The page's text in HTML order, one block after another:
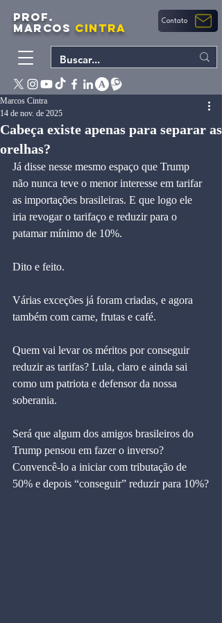
PROF.
MARCOS CINTRA Contato
Cabeça existe apenas para separar as
orelhas?
Marcos Cintra
14 de nov. de 2025
Já disse nesse mesmo espaço que Trump
não nunca teve o menor interesse em tarifar
as importações brasileiras. E que logo ele
iria revogar o tarifaço e reduzir para o
patamar mínimo de 10%.
Dito e feito.
Várias exceções já foram criadas, e agora
também com carne, frutas e café.
Quem vai levar os méritos por conseguir
reduzir as tarifas? Lula, claro e ainda sai
como um patriota e defensor da nossa
soberania.
Será que algum dos amigos brasileiros do
Trump pensou em fazer o inverso?
Convencê-lo a iniciar com tributação de
50% e depois “conseguir” reduzir para 10%?